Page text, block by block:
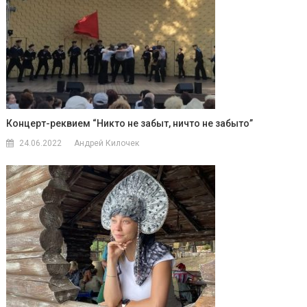
Концерт-реквием “Никто не забыт, ничто не забыто”
24.06.2022 Андрей Килочек